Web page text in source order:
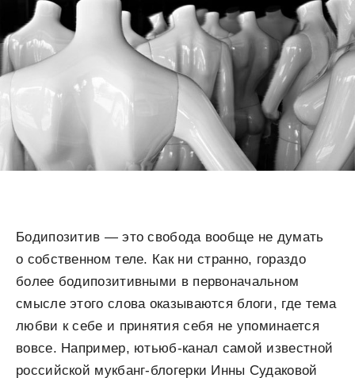
Бодипозитив — это свобода вообще не думать
о собственном теле. Как ни странно, гораздо
более бодипозитивными в первоначальном
смысле этого слова оказываются блоги, где тема
любви к себе и принятия себя не упоминается
вовсе. Например, ютьюб-канал самой известной
российской мукбанг-блогерки Инны Судаковой